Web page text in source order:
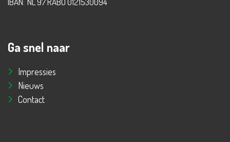
Ga snel naar
Impressies
Nieuws
Contact